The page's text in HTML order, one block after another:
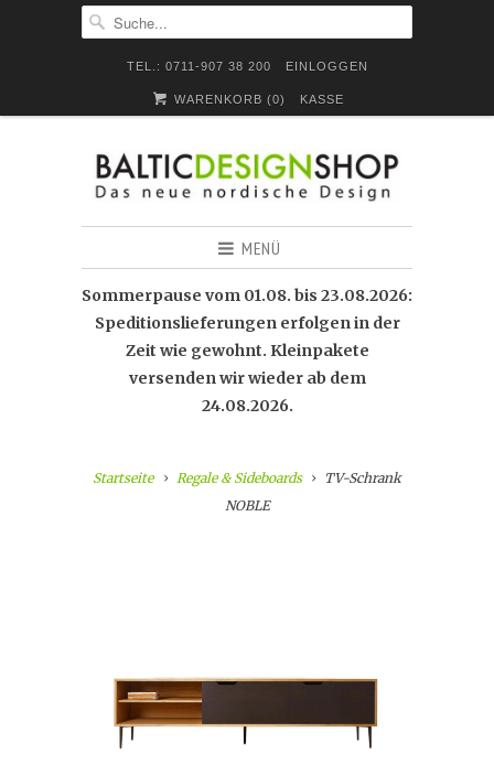
TEL.: 0711-907 38 200 EINLOGGEN
WARENKORB (0) KASSE
MENÜ
Sommerpause vom 01.08. bis 23.08.2026:
Speditionslieferungen erfolgen in der
Zeit wie gewohnt. Kleinpakete
versenden wir wieder ab dem
24.08.2026.
Startseite Regale & Sideboards
TV-Schrank
NOBLE